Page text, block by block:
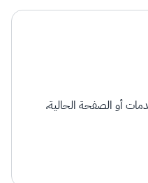
أو الصفحة الحالية،